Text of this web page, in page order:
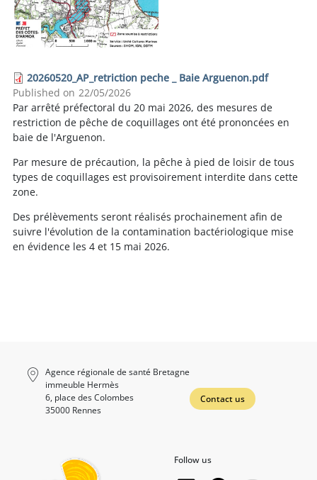
20260520_AP_retriction peche _ Baie Arguenon.pdf
Published on 22/05/2026
Par arrêté préfectoral du 20 mai 2026, des mesures de
restriction de pêche de coquillages ont été prononcées en
baie de l'Arguenon.
Par mesure de précaution, la pêche à pied de loisir de tous
types de coquillages est provisoirement interdite dans cette
zone.
Des prélèvements seront réalisés prochainement afin de
suivre l'évolution de la contamination bactériologique mise
en évidence les 4 et 15 mai 2026.
Agence régionale de santé Bretagne
immeuble Hermès
6, place des Colombes
35000 Rennes
Contact us
Follow us